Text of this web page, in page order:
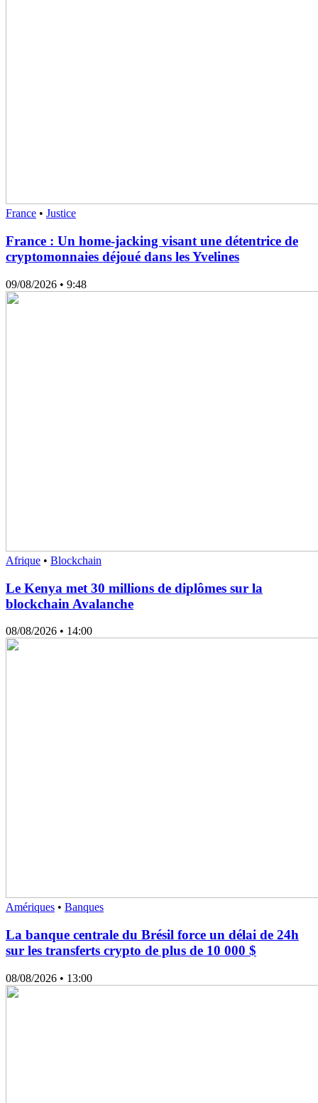
France • Justice
France : Un home-jacking visant une détentrice de
cryptomonnaies déjoué dans les Yvelines
09/08/2026 • 9:48
Afrique • Blockchain
Le Kenya met 30 millions de diplômes sur la
blockchain Avalanche
08/08/2026 • 14:00
Amériques • Banques
La banque centrale du Brésil force un délai de 24h
sur les transferts crypto de plus de 10 000 $
08/08/2026 • 13:00